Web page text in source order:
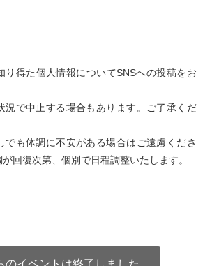
り得た個人情報についてSNSへの投稿をお
況で中止する場合もあります。ご了承くだ
でも体調に不安がある場合はご遠慮くださ
回復次第、個別で日程調整いたします。